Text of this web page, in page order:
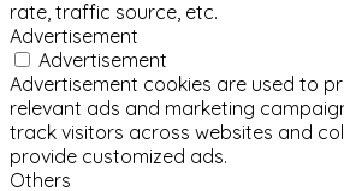
rate, traffic source, etc.
Advertisement
Advertisement
Advertisement cookies are used to
relevant ads and marketing
track visitors across websites and
provide customized ads.
Others